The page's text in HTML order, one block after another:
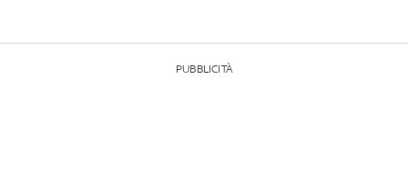
PUBBLICITÀ